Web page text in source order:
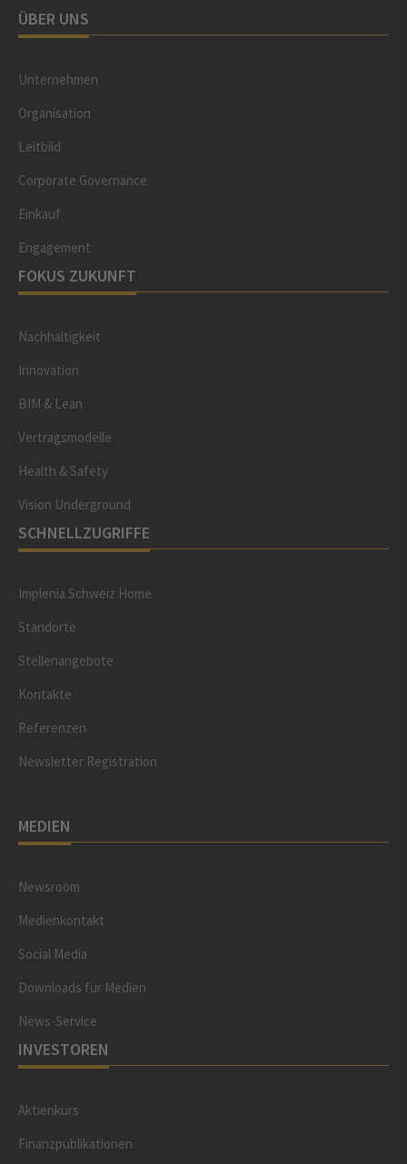
ÜBER UNS
Unternehmen
Organisation
Leitbild
Corporate Governance
Einkauf
Engagement
FOKUS ZUKUNFT
Nachhaltigkeit
Innovation
BIM & Lean
Vertragsmodelle
Health & Safety
Vision Underground
SCHNELLZUGRIFFE
Implenia Schweiz Home
Standorte
Stellenangebote
Kontakte
Referenzen
Newsletter Registration
MEDIEN
Newsroom
Medienkontakt
Social Media
Downloads für Medien
News-Service
INVESTOREN
Aktienkurs
Finanzpublikationen